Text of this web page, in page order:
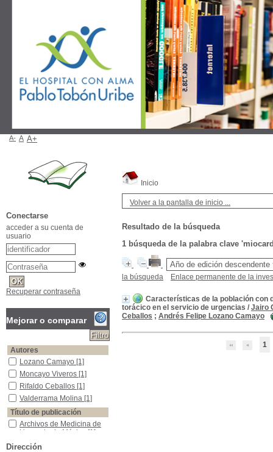
Inicio
Volver a la pantalla de inicio ...
Resultado de la búsqueda
1 búsqueda de la palabra clave
la búsqueda Enlace permanente de la
Características de la población con
torácico en el servicio de urgencias / Jairo
Ceballos ; Andrés Felipe Lozano Camayo
1
A- A A+
Conectarse
acceder a su cuenta de
usuario
Recuperar contraseña
Mejorar o comparar
Autores
Lozano Camayo
Lozano Camayo [1]
Moncayo Viveros
Moncayo Viveros [1]
Rifaldo Ceballos
Rifaldo Ceballos [1]
Valderrama Molina
Valderrama Molina [1]
Título de publicación
Archivos de Medicina de Urgencia de México
Archivos de Medicina de
Urgencia de México [1]
Año de publicación
Dirección